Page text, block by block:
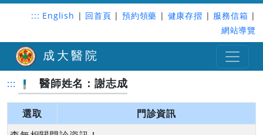
::: English | 回首頁 | 預約領藥 | 健康存摺 | 服務信箱 |
網站導覽
成大醫院
::: 醫師姓名：謝志成
選取
門診資訊